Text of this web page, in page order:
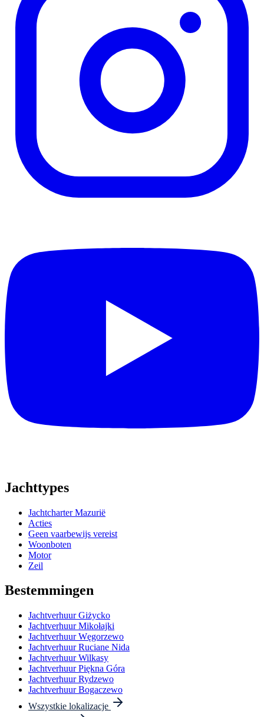
Jachttypes
Jachtcharter Mazurië
Acties
Geen vaarbewijs vereist
Woonboten
Motor
Zeil
Bestemmingen
Jachtverhuur Giżycko
Jachtverhuur Mikołajki
Jachtverhuur Węgorzewo
Jachtverhuur Ruciane Nida
Jachtverhuur Wilkasy
Jachtverhuur Piękna Góra
Jachtverhuur Rydzewo
Jachtverhuur Bogaczewo
Wszystkie lokalizacje